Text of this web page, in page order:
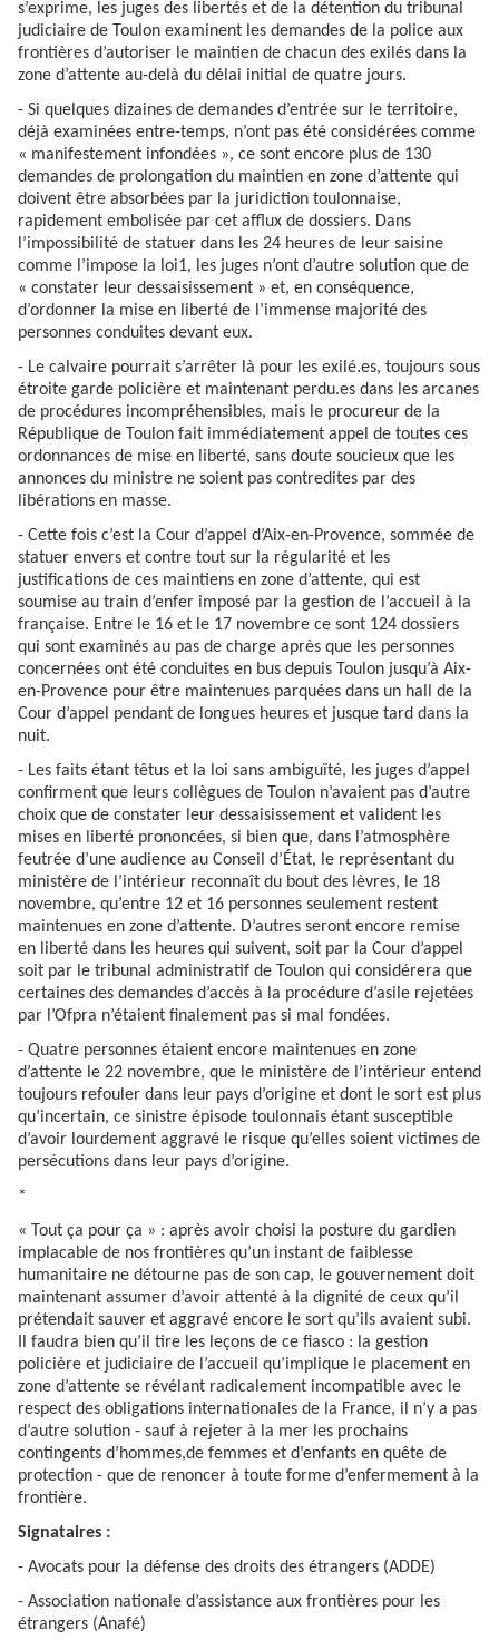
s’exprime, les juges des libertés et de la détention du tribunal
judiciaire de Toulon examinent les demandes de la police aux
frontières d’autoriser le maintien de chacun des exilés dans la
zone d’attente au-delà du délai initial de quatre jours.
- Si quelques dizaines de demandes d’entrée sur le territoire,
déjà examinées entre-temps, n’ont pas été considérées comme
« manifestement infondées », ce sont encore plus de 130
demandes de prolongation du maintien en zone d’attente qui
doivent être absorbées par la juridiction toulonnaise,
rapidement embolisée par cet afflux de dossiers. Dans
l’impossibilité de statuer dans les 24 heures de leur saisine
comme l’impose la loi1, les juges n’ont d’autre solution que de
« constater leur dessaisissement » et, en conséquence,
d’ordonner la mise en liberté de l’immense majorité des
personnes conduites devant eux.
- Le calvaire pourrait s’arrêter là pour les exilé.es, toujours sous
étroite garde policière et maintenant perdu.es dans les arcanes
de procédures incompréhensibles, mais le procureur de la
République de Toulon fait immédiatement appel de toutes ces
ordonnances de mise en liberté, sans doute soucieux que les
annonces du ministre ne soient pas contredites par des
libérations en masse.
- Cette fois c’est la Cour d’appel d’Aix-en-Provence, sommée de
statuer envers et contre tout sur la régularité et les
justifications de ces maintiens en zone d’attente, qui est
soumise au train d’enfer imposé par la gestion de l’accueil à la
française. Entre le 16 et le 17 novembre ce sont 124 dossiers
qui sont examinés au pas de charge après que les personnes
concernées ont été conduites en bus depuis Toulon jusqu’à Aix-
en-Provence pour être maintenues parquées dans un hall de la
Cour d’appel pendant de longues heures et jusque tard dans la
nuit.
- Les faits étant têtus et la loi sans ambiguïté, les juges d’appel
confirment que leurs collègues de Toulon n’avaient pas d’autre
choix que de constater leur dessaisissement et valident les
mises en liberté prononcées, si bien que, dans l’atmosphère
feutrée d’une audience au Conseil d’État, le représentant du
ministère de l’intérieur reconnaît du bout des lèvres, le 18
novembre, qu’entre 12 et 16 personnes seulement restent
maintenues en zone d’attente. D’autres seront encore remise
en liberté dans les heures qui suivent, soit par la Cour d’appel
soit par le tribunal administratif de Toulon qui considérera que
certaines des demandes d’accès à la procédure d’asile rejetées
par l’Ofpra n’étaient finalement pas si mal fondées.
- Quatre personnes étaient encore maintenues en zone
d’attente le 22 novembre, que le ministère de l’intérieur entend
toujours refouler dans leur pays d’origine et dont le sort est plus
qu’incertain, ce sinistre épisode toulonnais étant susceptible
d’avoir lourdement aggravé le risque qu’elles soient victimes de
persécutions dans leur pays d’origine.
*
« Tout ça pour ça » : après avoir choisi la posture du gardien
implacable de nos frontières qu’un instant de faiblesse
humanitaire ne détourne pas de son cap, le gouvernement doit
maintenant assumer d’avoir attenté à la dignité de ceux qu’il
prétendait sauver et aggravé encore le sort qu’ils avaient subi.
Il faudra bien qu’il tire les leçons de ce fiasco : la gestion
policière et judiciaire de l’accueil qu’implique le placement en
zone d’attente se révélant radicalement incompatible avec le
respect des obligations internationales de la France, il n’y a pas
d’autre solution - sauf à rejeter à la mer les prochains
contingents d’hommes,de femmes et d’enfants en quête de
protection - que de renoncer à toute forme d’enfermement à la
frontière.
Signataires :
- Avocats pour la défense des droits des étrangers (ADDE)
- Association nationale d’assistance aux frontières pour les
étrangers (Anafé)